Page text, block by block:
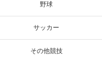
野球
サッカー
その他競技